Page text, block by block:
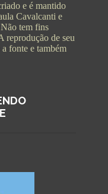
e é mantido
Cavalcanti e
tem fins
reprodução de seu
fonte e também